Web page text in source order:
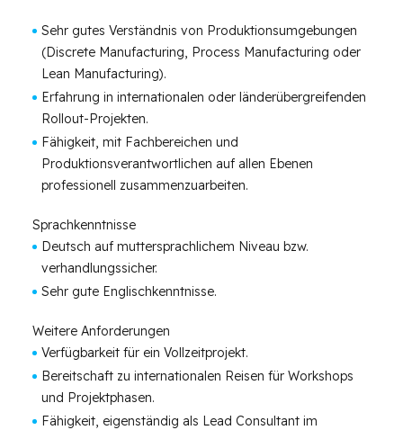
Sehr gutes Verständnis von Produktionsumgebungen
(Discrete Manufacturing, Process Manufacturing oder
Lean Manufacturing).
Erfahrung in internationalen oder länderübergreifenden
Rollout-Projekten.
Fähigkeit, mit Fachbereichen und
Produktionsverantwortlichen auf allen Ebenen
professionell zusammenzuarbeiten.
Sprachkenntnisse
Deutsch auf muttersprachlichem Niveau bzw.
verhandlungssicher.
Sehr gute Englischkenntnisse.
Weitere Anforderungen
Verfügbarkeit für ein Vollzeitprojekt.
Bereitschaft zu internationalen Reisen für Workshops
und Projektphasen.
Fähigkeit, eigenständig als Lead Consultant im